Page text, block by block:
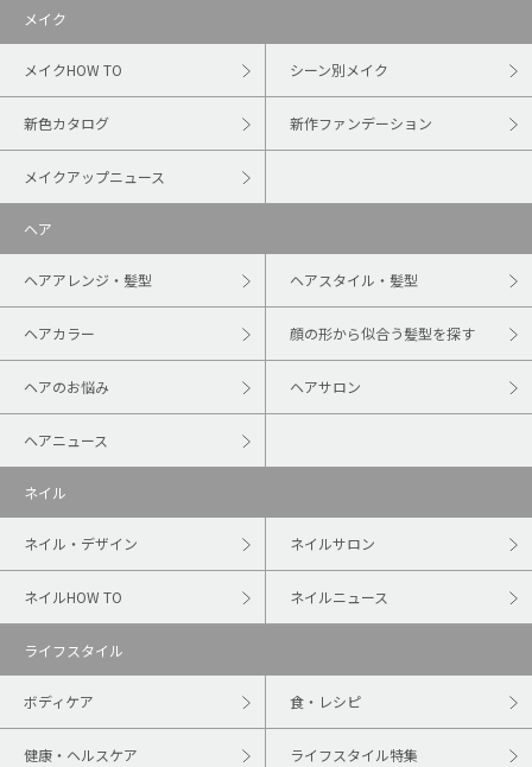
メイク
メイクHOW TO シーン別メイク
新色カタログ 新作ファンデーション
メイクアップニュース
ヘア
ヘアアレンジ・髪型 ヘアスタイル・髪型
ヘアカラー 顔の形から似合う髪型を探す
ヘアのお悩み ヘアサロン
ヘアニュース
ネイル
ネイル・デザイン ネイルサロン
ネイルHOW TO ネイルニュース
ライフスタイル
ボディケア 食・レシピ
健康・ヘルスケア ライフスタイル特集